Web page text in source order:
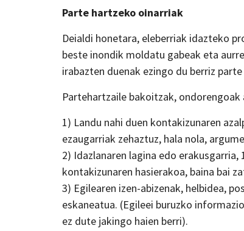
Parte hartzeko oinarriak
Deialdi honetara, eleberriak idazteko
beste inondik moldatu gabeak eta
irabazten duenak ezingo du berriz
Partehartzaile bakoitzak,
1) Landu nahi duen kontakizunaren
ezaugarriak zehaztuz, hala nola,
2) Idazlanaren lagina edo
kontakizunaren hasierakoa, baina bai
3) Egilearen izen-abizenak, helbidea,
eskaneatua. (Egileei buruzko
ez dute jakingo haien berri).